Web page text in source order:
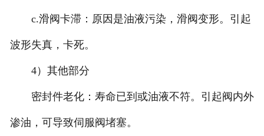
c.滑阀卡滞：原因是油液污染，滑阀变形。引起
波形失真，卡死。
4）其他部分
密封件老化：寿命已到或油液不符。引起阀内外
渗油，可导致伺服阀堵塞。